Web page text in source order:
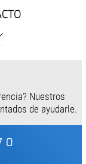
Nuestros
de ayudarle.
0